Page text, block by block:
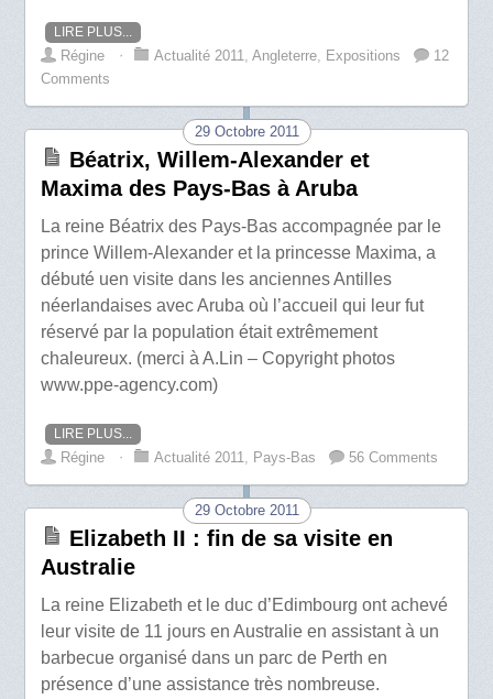
LIRE PLUS...
Régine ⋅ Actualité 2011 ,Angleterre Expositions
12
Comments
29 Octobre 2011
Béatrix, Willem-Alexander et
Maxima des Pays-Bas à Aruba
La reine Béatrix des Pays-Bas accompagnée par le
prince Willem-Alexander et la princesse Maxima, a
débuté uen visite dans les anciennes Antilles
néerlandaises avec Aruba où l’accueil qui leur fut
réservé par la population était extrêmement
chaleureux. (merci à A.Lin – Copyright photos
www.ppe-agency.com)
LIRE PLUS...
Régine ⋅ Actualité 2011 Pays-Bas 56 Comments
29 Octobre 2011
Elizabeth II : fin de sa visite en
Australie
La reine Elizabeth et le duc d’Edimbourg ont achevé
leur visite de 11 jours en Australie en assistant à un
barbecue organisé dans un parc de Perth en
présence d’une assistance très nombreuse.